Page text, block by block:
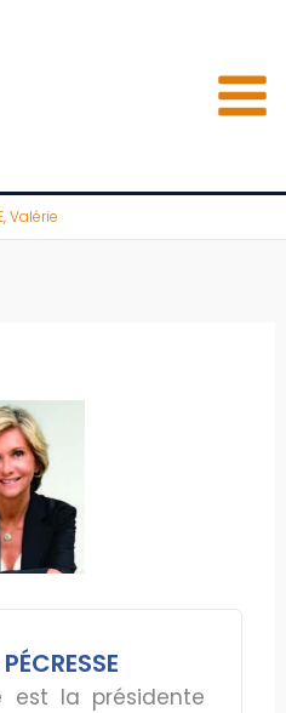
Valérie
est la présidente